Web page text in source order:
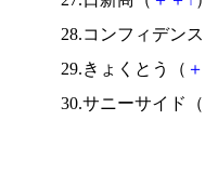
28.コンフィデン
29.きょくとう（ ＋
30.サニーサイド（